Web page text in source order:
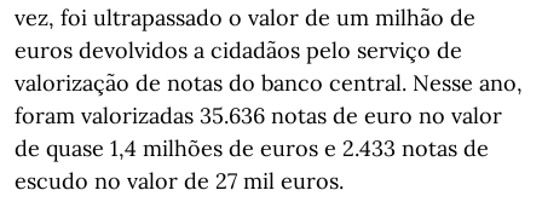
vez, foi ultrapassado o valor de um milhão de
euros devolvidos a cidadãos pelo serviço de
valorização de notas do banco central. Nesse ano,
foram valorizadas 35.636 notas de euro no valor
de quase 1,4 milhões de euros e 2.433 notas de
escudo no valor de 27 mil euros.